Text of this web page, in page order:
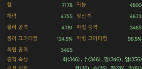
힘 7178 지능 4800
체력 4755 정신력 4673
물리 공격 4781 마법 공격 3465
물리 크리티컬 124.5% 마법 크리티컬 96.5%
독립 공격 3465
공격 속성
화(346) , 수(346) , 명(346) , 암(356)